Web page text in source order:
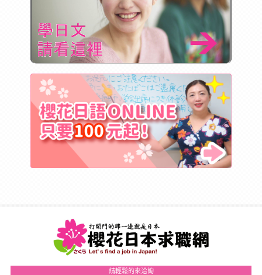
請輕鬆的來洽詢